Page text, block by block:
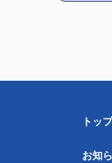
トップ
お知